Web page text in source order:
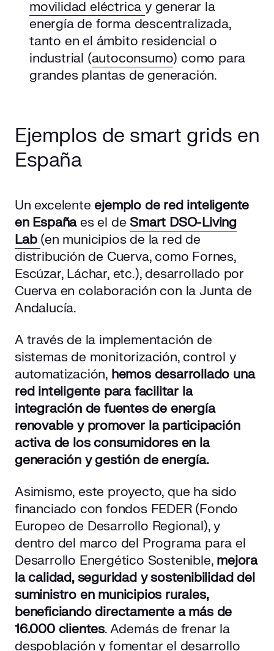
movilidad eléctricay generar la
energía de forma descentralizada,
tanto en el ámbito residencial o
industrial (autoconsumo) como para
grandes plantas de generación.
Ejemplos de smart grids en
España
Un excelente ejemplo de red inteligente
en España es el de Smart DSO-Living
Lab (en municipios de la red de
distribución de Cuerva, como Fornes,
Escúzar, Láchar, etc.), desarrollado por
Cuerva en colaboración con la Junta de
Andalucía.
A través de la implementación de
sistemas de monitorización, control y
automatización, hemos desarrollado una
red inteligente para facilitar la
integración de fuentes de energía
renovable y promover la participación
activa de los consumidores en la
generación y gestión de energía.
Asimismo, este proyecto, que ha sido
financiado con fondos FEDER (Fondo
Europeo de Desarrollo Regional), y
dentro del marco del Programa para el
Desarrollo Energético Sostenible, mejora
la calidad, seguridad y sostenibilidad del
suministro en municipios rurales,
beneficiando directamente a más de
16.000 clientes. Además de frenar la
despoblación y fomentar el desarrollo